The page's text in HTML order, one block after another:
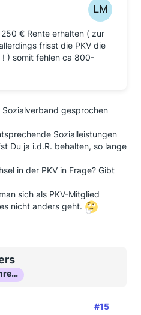
€ Rente erhalten ( zur
frisst die PKV die
) somit fehlen ca 800-
Sozialverband gesprochen
Sozialleistungen
Du ja i.d.R. behalten, so lange
in der PKV in Frage? Gibt
sich als PKV-Mitglied
nicht anders geht.
Finanzgenie (Ehrenmitglied)
#15